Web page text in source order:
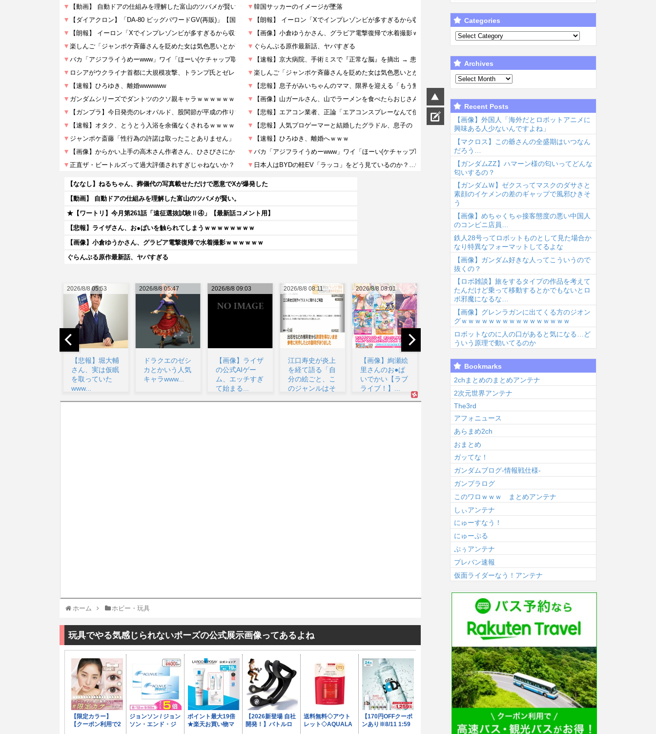
【ななし】ねるちゃん、葬儀代の写真載せただけで悪意でXが爆発した
【動画】 自動ドアの仕組みを理解した富山のツバメが賢い。
★【ワートリ】今月第261話「遠征選抜試験Ⅱ④」【最新話コメント用】
【悲報】ライザさん、お●ぱいを触られてしまうｗｗｗｗｗｗｗｗ
【画像】小倉ゆうかさん、グラビア電撃復帰で水着撮影ｗｗｗｗｗｗ
ぐらんぶる原作最新話、ヤバすぎる
2026/8/8 09:03
【画像】ライザ
の公式AIゲー
ム、エッチすぎ
2026/8/8 08:11
江口寿史が炎上
を経て語る「自
分の絵ごと、こ
のジャンルはそ
2026/8/8 08:01
【画像】絢瀬絵
里さんのお●ぱ
いでかい【ラブ
ライブ！】...
2026/8/8 07:52
【画像あり】王
道不良マンガの
最強キャラtier
表、完成する...
2026/8/8 07:00
トランプとか武
器にして戦いそ
うな顔のラブラ
イブ！キャラ...
2026/8/8 06:07
タイトーの新シ
んフィギュアが
人気らしい...
2026/8/8 06:06
【ラブライ
く、セガラッキ
ーく...
2026/8/8 05:47
ドラクエのゼシ
カとかいう人気
キャラwww...
ホーム ホビー・玩具
玩具でやる気感じられないポーズの公式展示画像ってあるよね
Categories
Archives
Recent Posts
【画像】外国人「海外だとロボットアニメに
興味ある人少ないんですよね」
【マクロス】この爺さんの全盛期はいつなん
だろう…
【ガンダムΖΖ】ハマーン様の匂いってどんな
匂いするの？
【ガンダムＷ】ゼクスってマスクのダサさと
素顔のイケメンの差のギャップで風邪ひきそ
う
【画像】めちゃくちゃ接客態度の悪い中国人
のコンビニ店員…
鉄人28号ってロボットものとして見た場合か
なり特異なフォーマットしてるよな
【画像】ガンダム好きな人ってこういうので
抜くの？
【ロボ雑談】旅をするタイプの作品を考えて
たんだけど乗って移動するとかでもないとロ
ボ邪魔になるな…
【画像】グレンラガンに出てくる方のジオン
グｗｗｗｗｗｗｗｗｗｗｗｗｗｗｗｗ
ロボットなのに人の口があると気になる…ど
ういう原理で動いてるのか
Bookmarks
2chまとめのまとめアンテナ
2次元世界アンテナ
The3rd
アフォニュース
あらまめ2ch
おまとめ
ガッてな！
ガンダムブログ-情報戦仕様-
ガンプラログ
このワロｗｗｗ まとめアンテナ
しぃアンテナ
にゅーすなう！
にゅーぷる
ぷぅアンテナ
プレバン速報
仮面ライダーなう！アンテナ